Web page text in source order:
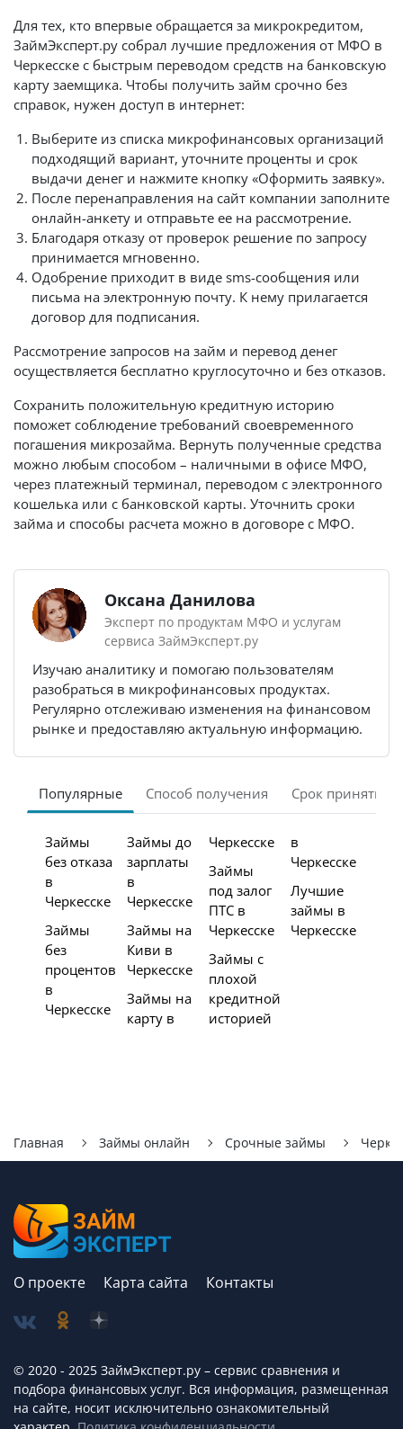
Для тех, кто впервые обращается за микрокредитом,
ЗаймЭксперт.ру собрал лучшие предложения от МФО в
Черкесске с быстрым переводом средств на банковскую
карту заемщика. Чтобы получить займ срочно без
справок, нужен доступ в интернет:
Выберите из списка микрофинансовых организаций
подходящий вариант, уточните проценты и срок
выдачи денег и нажмите кнопку «Оформить заявку».
После перенаправления на сайт компании заполните
онлайн-анкету и отправьте ее на рассмотрение.
Благодаря отказу от проверок решение по запросу
принимается мгновенно.
Одобрение приходит в виде sms-сообщения или
письма на электронную почту. К нему прилагается
договор для подписания.
Рассмотрение запросов на займ и перевод денег
осуществляется бесплатно круглосуточно и без отказов.
Сохранить положительную кредитную историю
поможет соблюдение требований своевременного
погашения микрозайма. Вернуть полученные средства
можно любым способом – наличными в офисе МФО,
через платежный терминал, переводом с электронного
кошелька или с банковской карты. Уточнить сроки
займа и способы расчета можно в договоре с МФО.
Оксана Данилова
Эксперт по продуктам МФО и услугам
сервиса ЗаймЭксперт.ру
Изучаю аналитику и помогаю пользователям
разобраться в микрофинансовых продуктах.
Регулярно отслеживаю изменения на финансовом
рынке и предоставляю актуальную информацию.
Популярные Способ получения Срок принятия
Займы
без отказа
в
Черкесске
Займы
без
процентов
в
Черкесске
Займы до
зарплаты
в
Черкесске
Займы на
Киви в
Черкесске
Займы на
карту в
Черкесске
Займы
под залог
ПТС в
Черкесске
Займы с
плохой
кредитной
историей
в
Черкесске
Лучшие
займы в
Черкесске
Главная Займы онлайн Срочные займы
О проекте Карта сайта Контакты
© 2020 - 2025 ЗаймЭксперт.ру – сервис cравнения и
подбора финансовых услуг. Вся информация, размещенная
на сайте, носит исключительно ознакомительный